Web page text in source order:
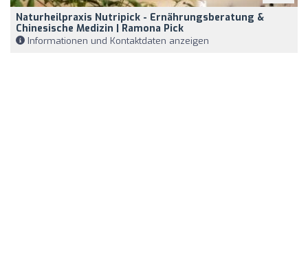
Naturheilpraxis Nutripick - Ernährungsberatung &
Chinesische Medizin | Ramona Pick
Informationen und Kontaktdaten anzeigen